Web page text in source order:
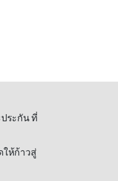
ระกัน ที่
ให้ก้าวสู่